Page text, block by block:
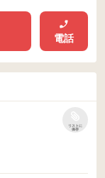
電話
リストに
保存